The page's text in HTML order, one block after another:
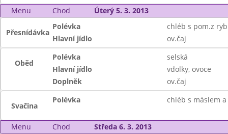
Menu
Chod Úterý 5. 3. 2013
Přesnídávka
Polévka
chléb s pom.z
Hlavní jídlo
ov.čaj
Oběd
Polévka
selská
Hlavní jídlo
vdolky, ovoce
Doplněk
ov.čaj
Svačina
Polévka chléb s máslem
Menu Chod Středa 6. 3. 2013